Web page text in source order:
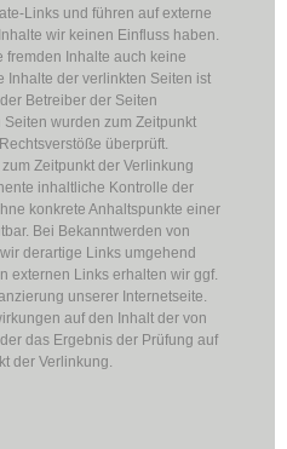
Links und führen auf externe
wir keinen Einfluss haben.
fremden Inhalte auch keine
Inhalte der verlinkten Seiten ist
Betreiber der Seiten
wurden zum Zeitpunkt
überprüft.
Zeitpunkt der Verlinkung
inhaltliche Kontrolle der
konkrete Anhaltspunkte einer
Bei Bekanntwerden von
derartige Links umgehend
externen Links erhalten wir ggf.
unserer Internetseite.
auf den Inhalt der von
das Ergebnis der Prüfung auf
der Verlinkung.